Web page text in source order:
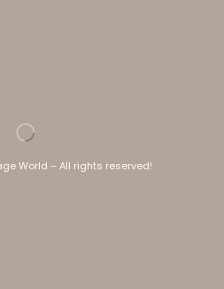
World – All rights reserved!